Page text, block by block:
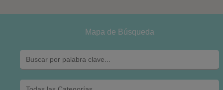
Mapa de Búsqueda